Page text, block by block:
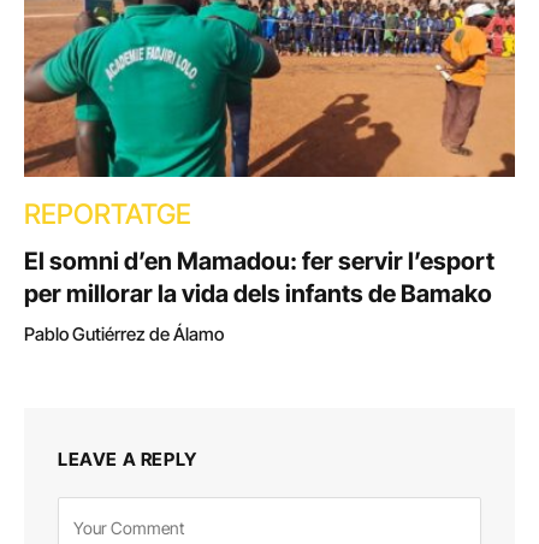
REPORTATGE
El somni d’en Mamadou: fer servir l’esport
per millorar la vida dels infants de Bamako
Pablo Gutiérrez de Álamo
LEAVE A REPLY